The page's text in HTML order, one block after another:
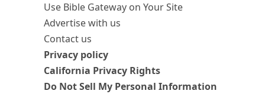
Use Bible Gateway on Your Site
Advertise with us
Contact us
Privacy policy
California Privacy Rights
Do Not Sell My Personal Information